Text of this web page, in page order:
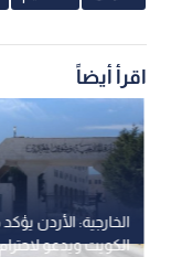
اقرأ أيضاً
الخارجية: الأردن
الكويت ويدعو